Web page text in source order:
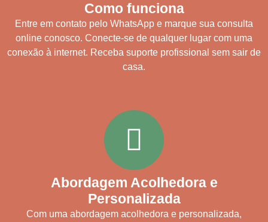
Como funciona
Entre em contato pelo WhatsApp e marque sua consulta
online conosco. Conecte-se de qualquer lugar com uma
conexão à internet. Receba suporte profissional sem sair de
casa.
Abordagem Acolhedora e
Personalizada
Com uma abordagem acolhedora e personalizada,